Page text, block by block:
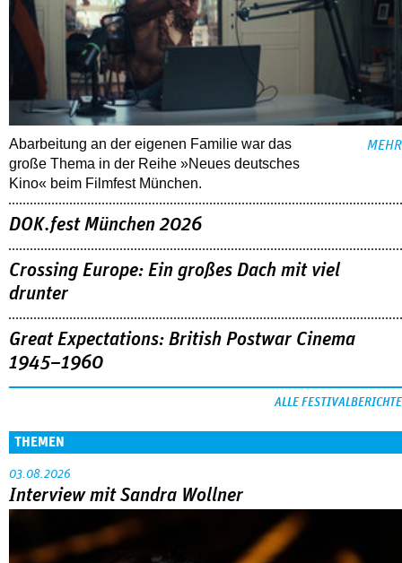
Abarbeitung an der eigenen Familie war das
große Thema in der Reihe »Neues deutsches
Kino« beim Filmfest München.
MEHR
DOK.fest München 2026
Crossing Europe: Ein großes Dach mit viel
drunter
Great Expectations: British Postwar Cinema
1945–1960
ALLE FESTIVALBERICHTE
THEMEN
03.08.2026
Interview mit Sandra Wollner